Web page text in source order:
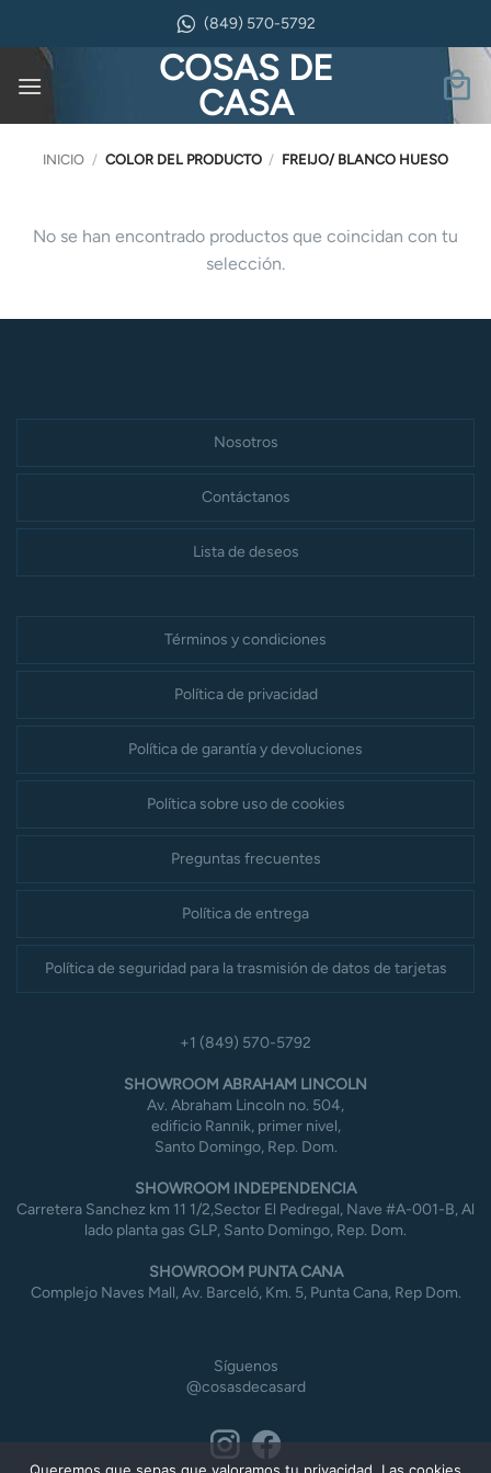
contenido
(849) 570-5792
COSAS DE
CASA
INICIO / COLOR DEL PRODUCTO / FREIJO/ BLANCO HUESO
No se han encontrado productos que coincidan con tu
selección.
Nosotros
Contáctanos
Lista de deseos
Términos y condiciones
Política de privacidad
Política de garantía y devoluciones
Política sobre uso de cookies
Preguntas frecuentes
Política de entrega
Política de seguridad para la trasmisión de datos de tarjetas
+1 (849) 570-5792
SHOWROOM ABRAHAM LINCOLN
Av. Abraham Lincoln no. 504,
edificio Rannik, primer nivel,
Santo Domingo, Rep. Dom.
SHOWROOM INDEPENDENCIA
Carretera Sanchez km 11 1/2,Sector El Pedregal, Nave #A-001-B, Al
lado planta gas GLP, Santo Domingo, Rep. Dom.
SHOWROOM PUNTA CANA
Complejo Naves Mall, Av. Barceló, Km. 5, Punta Cana, Rep Dom.
Síguenos
@cosasdecasard
Queremos que sepas que valoramos tu privacidad. Las cookies